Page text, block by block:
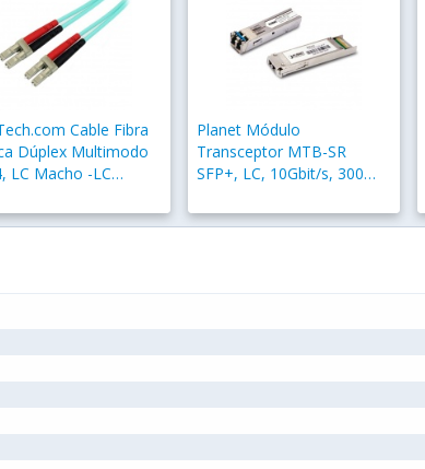
Cable Fibra
Dúplex Multimodo
LC Macho -LC
Planet Módulo
Transceptor MTB-SR
SFP+, LC, 10Gbit/s, 300